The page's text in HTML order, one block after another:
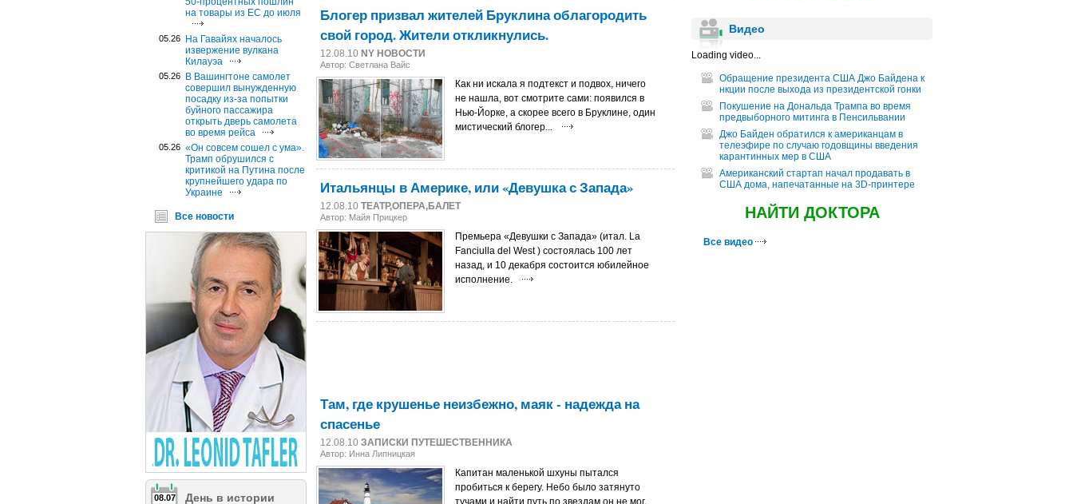
на товары из ЕС до июля
05.26
На Гавайях началось
извержение вулкана
Килауэа
05.26
В Вашингтоне самолет
совершил вынужденную
посадку из-за попытки
буйного пассажира
открыть дверь самолета
во время рейса
05.26 «Он совсем сошел с ума».
Трамп обрушился с
критикой на Путина после
крупнейшего удара по
Украине
Все новости
08.07
День в истории
Блогер призвал жителей Бруклина облагородить
свой город. Жители откликнулись.
12.08.10 NY НОВОСТИ
Автор: Светлана Вайс
Как ни искала я подтекст и подвох, ничего
не нашла, вот смотрите сами: появился в
Нью-Йорке, а скорее всего в Бруклине, один
мистический блогер...
Итальянцы в Америке, или «Девушка с Запада»
12.08.10 ТЕАТР,ОПЕРА,БАЛЕТ
Автор: Майя Прицкер
Премьера «Девушки с Запада» (итал. La
Fanciulla del West ) состоялась 100 лет
назад, и 10 декабря состоится юбилейное
исполнение.
Там, где крушенье неизбежно, маяк - надежда на
спасенье
12.08.10 ЗАПИСКИ ПУТЕШЕСТВЕННИКА
Автор: Инна Липницкая
Капитан маленькой шхуны пытался
пробиться к берегу. Небо было затянуто
тучами и найти путь по звездам он не мог.
Видео
Loading video...
Обращение президента США Джо Байдена к
нкции после выхода из президентской гонки
Покушение на Дональда Трампа во время
предвыборного митинга в Пенсильвании
Джо Байден обратился к американцам в
телеэфире по случаю годовщины введения
карантинных мер в США
Американский стартап начал продавать в
США дома, напечатанные на 3D-принтере
НАЙТИ ДОКТОРА
Все видео